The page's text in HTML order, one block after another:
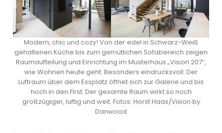
Modern, chic und cozy! Von der edel in Schwarz-Weiß
gehaltenen Küche bis zum gemütlichen Sofabereich zeigen
Raumaufteilung und Einrichtung im Musterhaus „Vision 207″,
wie Wohnen heute geht. Besonders eindrucksvoll: Der
Luftraum über dem Essplatz öffnet sich zur Galerie und bis
hoch in den First. Der gesamte Raum wirkt so noch
großzügiger, luftig und weit. Fotos: Horst Haas/Vision by
Danwood